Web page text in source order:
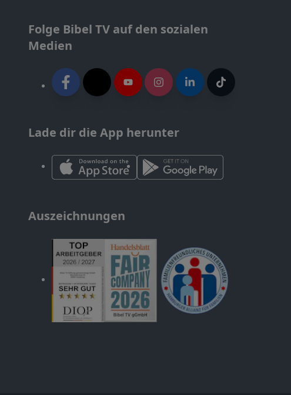
Folge Bibel TV auf den sozialen
Medien
Lade dir die App herunter
Auszeichnungen